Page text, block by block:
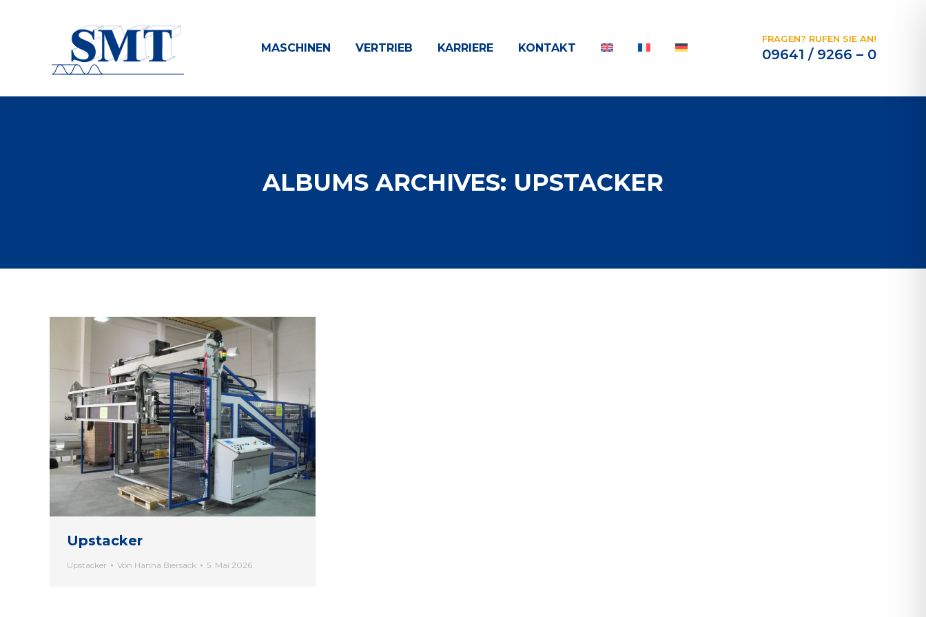
MASCHINEN VERTRIEB KARRIERE KONTAKT
FRAGEN? RUFEN SIE AN!
09641 / 9266 – 0
ALBUMS ARCHIVES: UPSTACKER
Upstacker
Upstacker Von Hanna Biersack 5. Mai 2026